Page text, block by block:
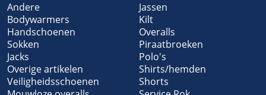
Andere
Bodywarmers
Handschoenen
Sokken
Jacks
Overige artikelen
Veiligheidsschoenen
Jassen
Kilt
Overalls
Piraatbroeken
Polo's
Shirts/hemden
Shorts